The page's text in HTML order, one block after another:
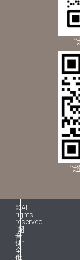
“
©All
rights
reserved
“超
音
速”
全
俄